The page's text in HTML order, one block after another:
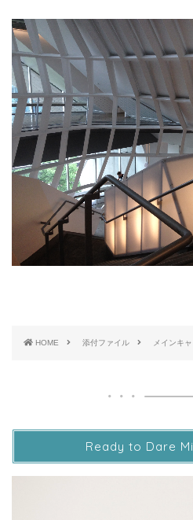
HOME 添付ファイル メインキ
Ready to Dare